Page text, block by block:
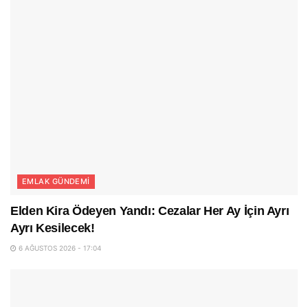
EMLAK GÜNDEMI
Elden Kira Ödeyen Yandı: Cezalar Her Ay İçin Ayrı
Ayrı Kesilecek!
6 AĞUSTOS 2026 - 17:04